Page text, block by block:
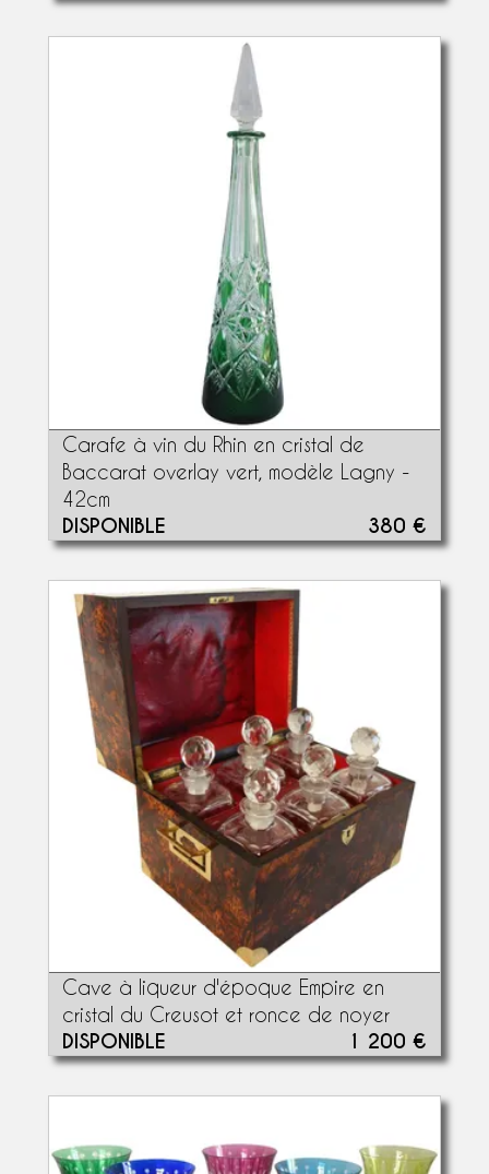
Carafe à vin du Rhin en cristal de
Baccarat overlay vert, modèle Lagny -
42cm
DISPONIBLE 380 €
Cave à liqueur d'époque Empire en
cristal du Creusot et ronce de noyer
DISPONIBLE 1 200 €